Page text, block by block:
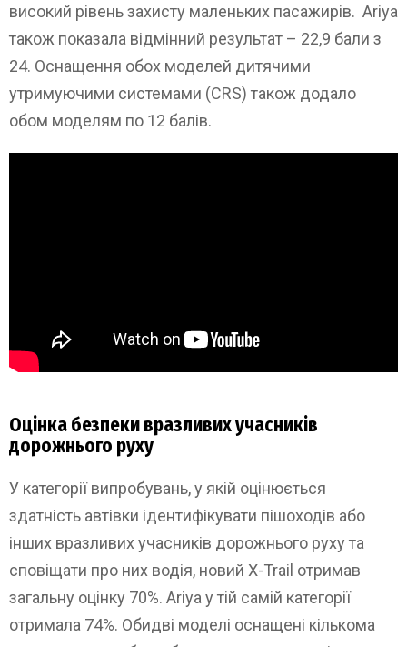
високий рівень захисту маленьких пасажирів. Ariya
також показала відмінний результат – 22,9 бали з
24. Оснащення обох моделей дитячими
утримуючими системами (CRS) також додало
обом моделям по 12 балів.
Оцінка безпеки вразливих учасників
дорожнього руху
У категорії випробувань, у якій оцінюється
здатність автівки ідентифікувати пішоходів або
інших вразливих учасників дорожнього руху та
сповіщати про них водія, новий X-Trail отримав
загальну оцінку 70%. Ariya у тій самій категорії
отримала 74%. Обидві моделі оснащені кількома